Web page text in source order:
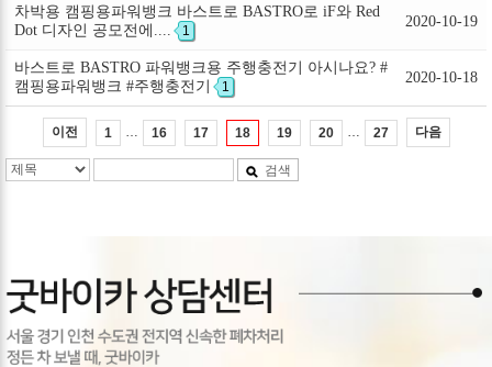
차박용 캠핑용파워뱅크 바스트로 BASTRO로 iF와 Red
Dot 디자인 공모전에....
1
2020-10-19
바스트로 BASTRO 파워뱅크용 주행충전기 아시나요? #
캠핑용파워뱅크 #주행충전기
1
2020-10-18
이전 1 16 17 18 19 20 27 다음
검색